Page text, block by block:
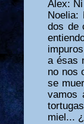
Alex:
Noelia:
dos de
a ésas
no nos
se
vamos
miel...